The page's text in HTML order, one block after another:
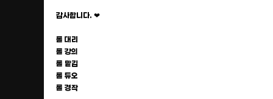
감사합니다. ❤
롤 대리
롤 강의
롤 맡김
롤 듀오
롤 경작